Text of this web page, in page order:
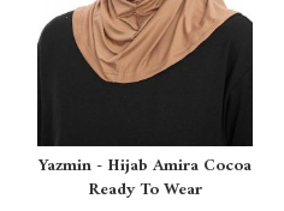
Yazmin - Hijab Amira Cocoa
Ready To Wear